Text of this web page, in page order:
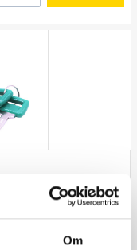
Om
With diode + 2